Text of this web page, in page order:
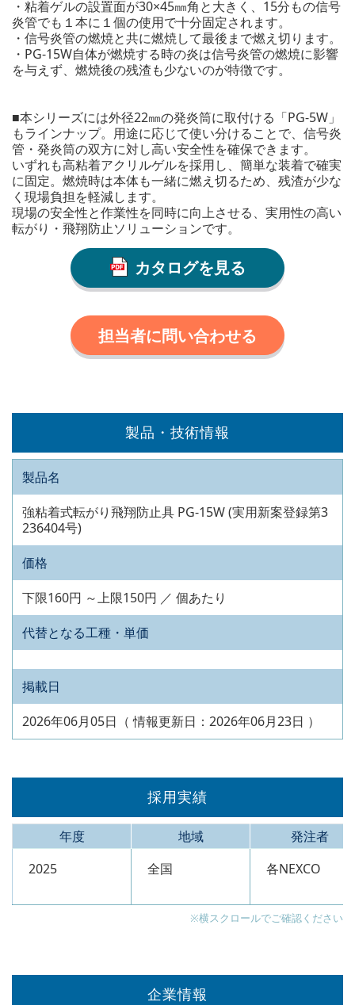
・粘着ゲルの設置面が30×45㎜角と大きく、15分もの信号
炎管でも１本に１個の使用で十分固定されます。
・信号炎管の燃焼と共に燃焼して最後まで燃え切ります。
・PG-15W自体が燃焼する時の炎は信号炎管の燃焼に影響
を与えず、燃焼後の残渣も少ないのが特徴です。
■本シリーズには外径22㎜の発炎筒に取付ける「PG-5W」
もラインナップ。用途に応じて使い分けることで、信号炎
管・発炎筒の双方に対し高い安全性を確保できます。
いずれも高粘着アクリルゲルを採用し、簡単な装着で確実
に固定。燃焼時は本体も一緒に燃え切るため、残渣が少な
く現場負担を軽減します。
現場の安全性と作業性を同時に向上させる、実用性の高い
転がり・飛翔防止ソリューションです。
カタログを見る
担当者に問い合わせる
製品・技術情報
製品名
強粘着式転がり飛翔防止具 PG-15W (実用新案登録第3
236404号)
価格
下限160円 ～上限150円 ／ 個あたり
代替となる工種・単価
掲載日
2026年06月05日（ 情報更新日：2026年06月23日 ）
採用実績
年度 地域
発注者
2025
全国 各NEXCO
※横スクロールでご確認ください
企業情報